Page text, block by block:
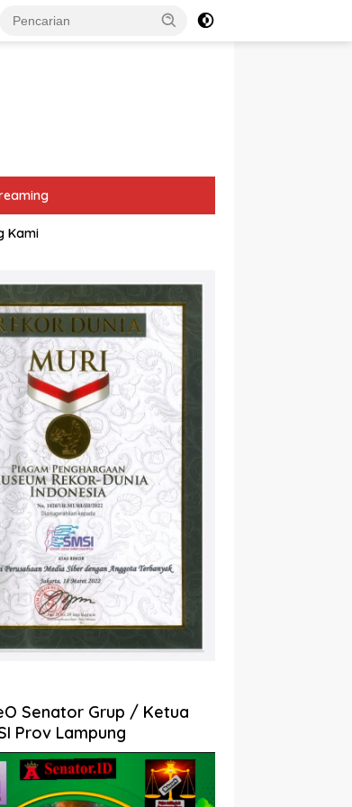
Kami
Senator Grup / Ketua
Prov Lampung